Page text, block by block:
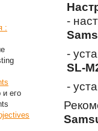
:
и его
-
-
SL-
-